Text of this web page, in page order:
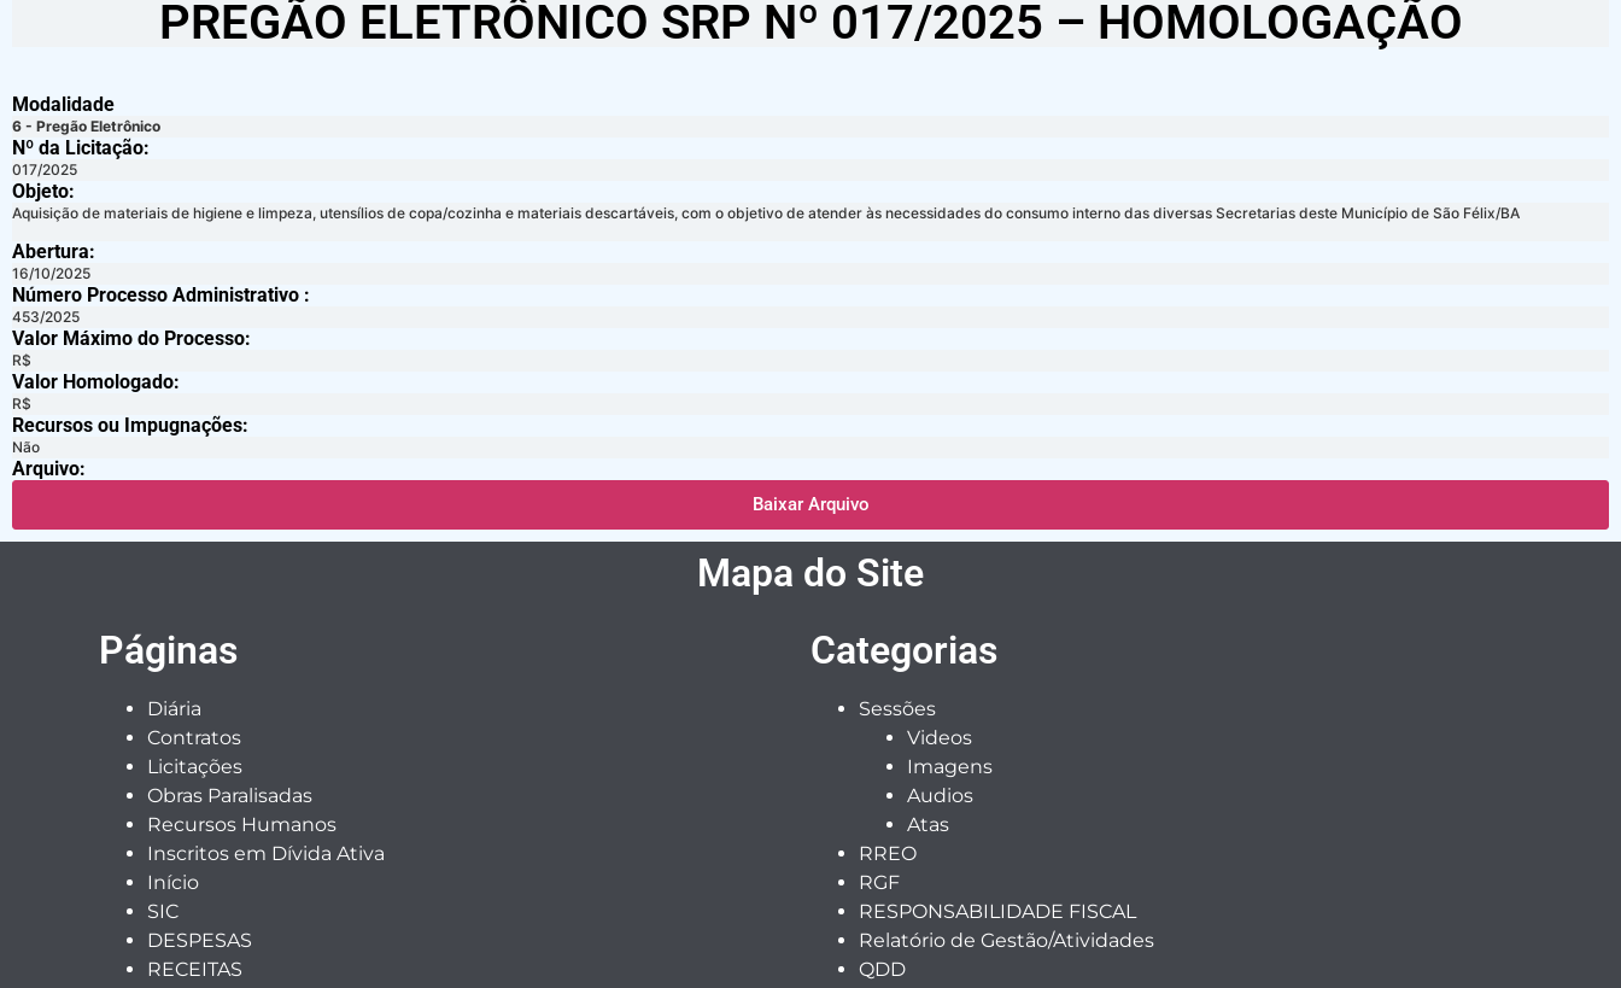
PREGÃO ELETRÔNICO SRP Nº 017/2025 – HOMOLOGAÇÃO
Modalidade
6 - Pregão Eletrônico
Nº da Licitação: ​​
017/2025
Objeto:
Aquisição de materiais de higiene e limpeza, utensílios de copa/cozinha e materiais descartáveis, com o objetivo de atender às necessidades do consumo interno das diversas Secretarias deste Município de São Félix/BA
Abertura:
16/10/2025
Número Processo Administrativo :
453/2025
Valor Máximo do Processo: ​
R$
Valor Homologado: ​
R$
Recursos ou Impugnações: ​
Não
Arquivo:
Baixar Arquivo
Mapa do Site
Páginas
Diária
Contratos
Licitações
Obras Paralisadas
Recursos Humanos
Inscritos em Dívida Ativa
Início
SIC
DESPESAS
RECEITAS
Categorias
Sessões
Videos
Imagens
Audios
Atas
RREO
RGF
RESPONSABILIDADE FISCAL
Relatório de Gestão/Atividades
QDD